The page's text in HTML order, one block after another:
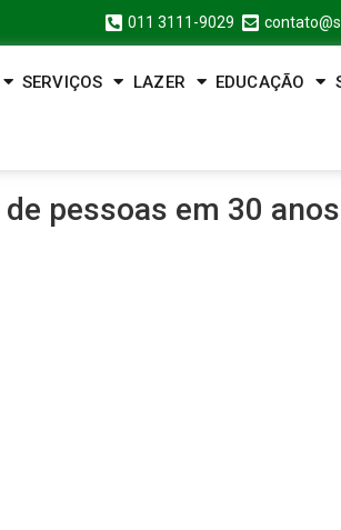
011 3111-9029
SERVIÇOS LAZER EDUCAÇÃO
pessoas em 30 anos